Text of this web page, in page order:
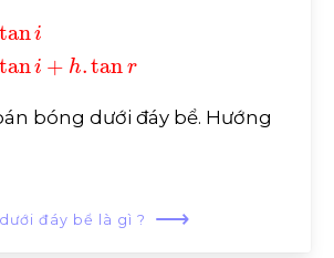
2
bóng dưới đáy bể. Hướng
đáy bể là gì ? ⟶